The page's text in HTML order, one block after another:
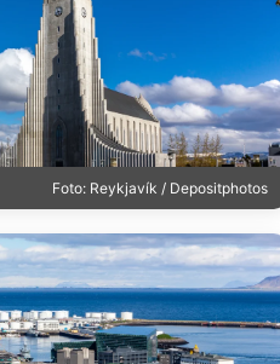
Foto: Reykjavík / Depositphotos